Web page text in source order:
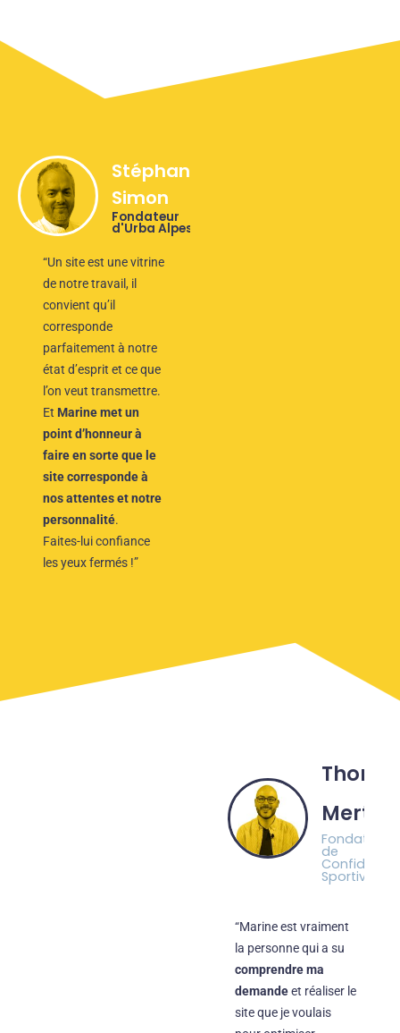
Stéphane
Simon
Fondateur
d'Urba Alpes
“Un site est une vitrine
de notre travail, il
convient qu’il
corresponde
parfaitement à notre
état d’esprit et ce que
l’on veut transmettre.
Et Marine met un
point d’honneur à
faire en sorte que le
site corresponde à
nos attentes et notre
personnalité.
Faites-lui confiance
les yeux fermés !”
Mertz
Fondateur
de
Sportives
“Marine est vraiment
la personne qui a su
comprendre ma
demandeet réaliser le
site que je voulais